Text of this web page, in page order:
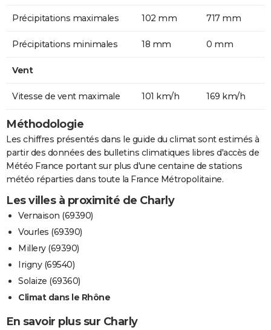
Précipitations maximales 102 mm 717 mm
Précipitations minimales 18 mm 0 mm
Vent
Vitesse de vent maximale 101 km/h 169 km/h
Méthodologie
Les chiffres présentés dans le guide du climat sont estimés à
partir des données des bulletins climatiques libres d'accès de
Météo France portant sur plus d'une centaine de stations
météo réparties dans toute la France Métropolitaine.
Les villes à proximité de Charly
Vernaison (69390)
Vourles (69390)
Millery (69390)
Irigny (69540)
Solaize (69360)
Climat dans le Rhône
En savoir plus sur Charly